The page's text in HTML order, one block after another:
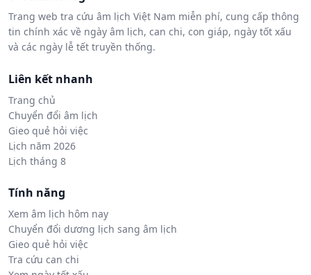
Trang web tra cứu âm lịch Việt Nam miễn phí, cung cấp thông
tin chính xác về ngày âm lịch, can chi, con giáp, ngày tốt xấu
và các ngày lễ tết truyền thống.
Liên kết nhanh
Trang chủ
Chuyển đổi âm lịch
Gieo quẻ hỏi việc
Lịch năm 2026
Lịch tháng 8
Tính năng
Xem âm lịch hôm nay
Chuyển đổi dương lịch sang âm lịch
Gieo quẻ hỏi việc
Tra cứu can chi